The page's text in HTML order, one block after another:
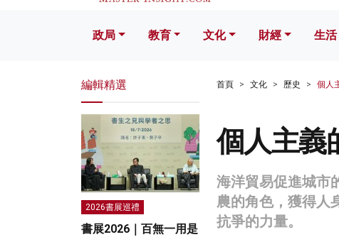
政局 教育 文化 財經 生活
首頁 文化 歷史 個人
個人主義
海洋貿易促進城市
農的角色，獲得人
抗爭的力量。
編輯精選
2026書展巡禮
書展2026｜百無一用是